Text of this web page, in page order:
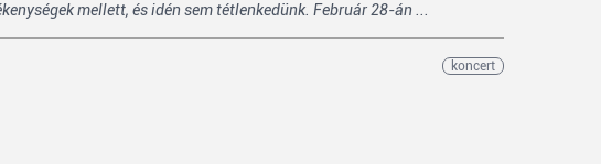
mellett, és idén sem tétlenkedünk. Február 28-án ...
koncert